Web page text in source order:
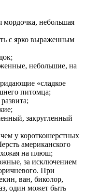
мордочка, небольшая
с ярко выраженным
небольшие, на
«сладкое
питомца;
закругленный
у короткошерстных
американского
на плюш;
за исключением
При
ван, биколор,
один может быть